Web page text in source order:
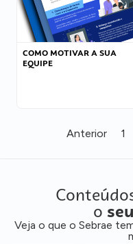
COMO MOTIVAR A SUA
EQUIPE
Anterior 1
o
Veja o que o Sebrae